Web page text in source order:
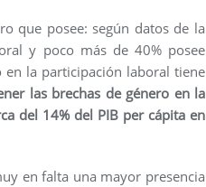
que posee: según datos de la
y poco más de 40% posee
en la participación laboral tiene
las brechas de género en la
del 14% del PIB per cápita en
en falta una mayor presencia